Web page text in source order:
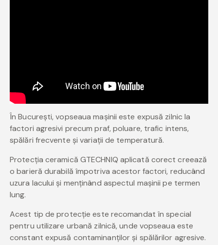
În București, vopseaua mașinii este expusă zilnic la
factori agresivi precum praf, poluare, trafic intens,
spălări frecvente și variații de temperatură.
Protecția ceramică GTECHNIQ aplicată corect creează
o barieră durabilă împotriva acestor factori, reducând
uzura lacului și menținând aspectul mașinii pe termen
lung.
Acest tip de protecție este recomandat în special
pentru utilizare urbană zilnică, unde vopseaua este
constant expusă contaminanților și spălărilor agresive.